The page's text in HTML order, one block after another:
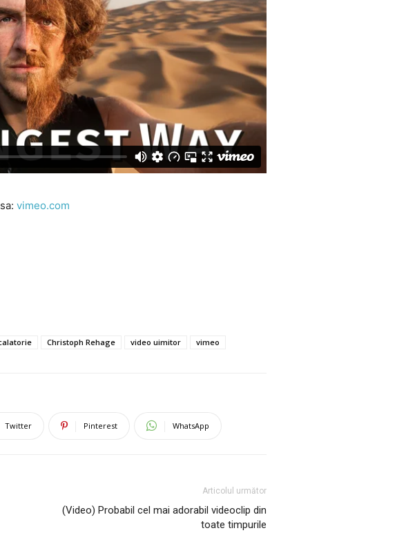
vimeo.com
Christoph Rehage video uimitor vimeo
Twitter Pinterest WhatsApp
Articolul următor
(Video) Probabil cel mai adorabil videoclip din
toate timpurile